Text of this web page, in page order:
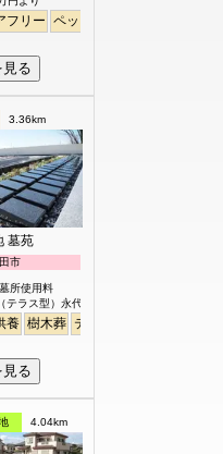
駅から徒歩
フリー ペット
る
3.36km
墓苑
市
所使用料
テラス型）永代供養制度付 30万円
養 樹木葬 テラス
る
4.04km